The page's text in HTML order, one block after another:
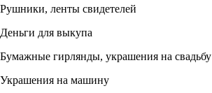
Рушники, ленты свидетелей
Деньги для выкупа
Бумажные гирлянды, украшения на свадьбу
Украшения на машину